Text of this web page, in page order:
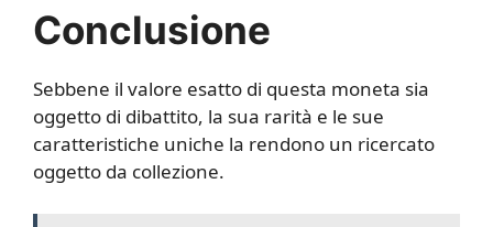
Conclusione
Sebbene il valore esatto di questa moneta sia
oggetto di dibattito, la sua rarità e le sue
caratteristiche uniche la rendono un ricercato
oggetto da collezione.